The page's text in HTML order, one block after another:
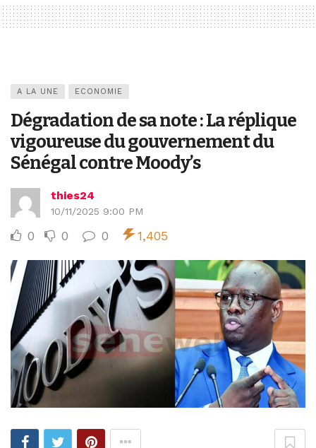
A LA UNE ECONOMIE
Dégradation de sa note : La réplique
vigoureuse du gouvernement du
Sénégal contre Moody’s
thies24
10/11/2025 9:00 PM
0 0 0 1,405